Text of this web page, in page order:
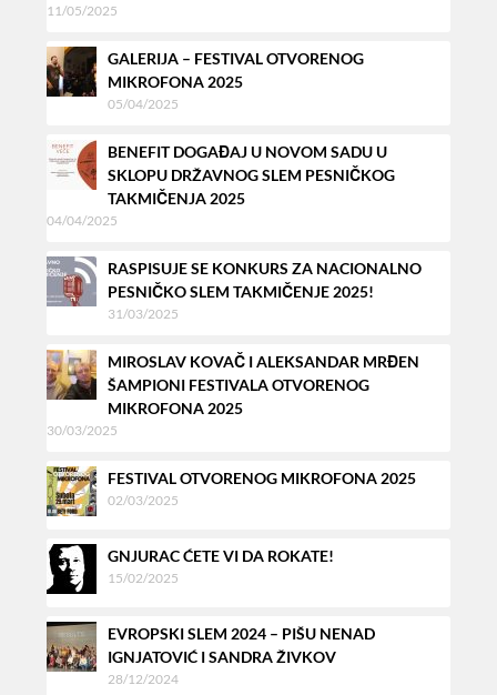
11/05/2025
GALERIJA – FESTIVAL OTVORENOG
MIKROFONA 2025
05/04/2025
BENEFIT DOGAĐAJ U NOVOM SADU U
SKLOPU DRŽAVNOG SLEM PESNIČKOG
TAKMIČENJA 2025
04/04/2025
RASPISUJE SE KONKURS ZA NACIONALNO
PESNIČKO SLEM TAKMIČENJE 2025!
31/03/2025
MIROSLAV KOVAČ I ALEKSANDAR MRĐEN
ŠAMPIONI FESTIVALA OTVORENOG
MIKROFONA 2025
30/03/2025
FESTIVAL OTVORENOG MIKROFONA 2025
02/03/2025
GNJURAC ĆETE VI DA ROKATE!
15/02/2025
EVROPSKI SLEM 2024 – PIŠU NENAD
IGNJATOVIĆ I SANDRA ŽIVKOV
28/12/2024